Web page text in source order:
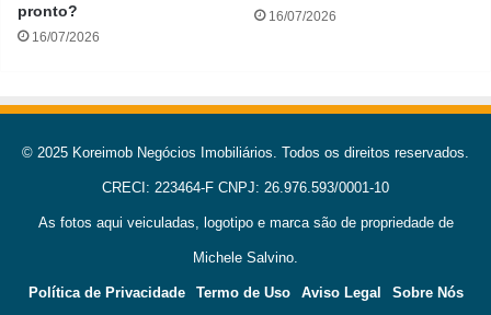
pronto?
16/07/2026
16/07/2026
© 2025 Koreimob Negócios Imobiliários. Todos os direitos reservados.
CRECI: 223464-F CNPJ: 26.976.593/0001-10
As fotos aqui veiculadas, logotipo e marca são de propriedade de
Michele Salvino.
Política de Privacidade Termo de Uso Aviso Legal Sobre Nós